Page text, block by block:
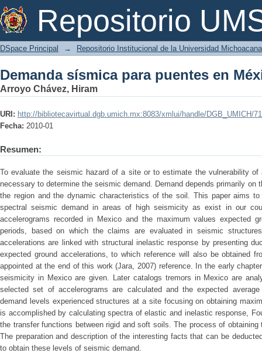
Repositorio
Demanda sísmica para puentes en
DSpace Principal → Repositorio Institucional de la Universidad
Demanda sísmica para puentes en
Arroyo Chávez, Hiram
URI: http://bibliotecavirtual.dgb.umich.mx:8083/xmlui/handle/DGB_UMICH/
Fecha: 2010-01
Resumen:
To evaluate the seismic hazard of a site or to estimate the vulnerability
necessary to determine the seismic demand. Demand depends primarily
the region and the dynamic characteristics of the soil. This paper aims
spectral seismic demand in areas of high seismicity as exist in our
accelerograms recorded in Mexico and the maximum values expected
periods, based on which the claims are evaluated in seismic
accelerations are linked with structural inelastic response by presenting
expected ground accelerations, to which reference will also be obtained
appointed at the end of this work (Jara, 2007) reference. In the early
seismicity in Mexico are given. Later catalogs tremors in Mexico are
selected set of accelerograms are calculated and the expected
demand levels experienced structures at a site focusing on obtaining
is accomplished by calculating spectra of elastic and inelastic response,
the transfer functions between rigid and soft soils. The process of
The preparation and description of the interesting facts that can be
to obtain these levels of seismic demand.